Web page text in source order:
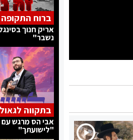
ברוח התקופה
אריק חנוך
נשבר"
בתקווה
אבי הס מרגש עם
"לישועתך"